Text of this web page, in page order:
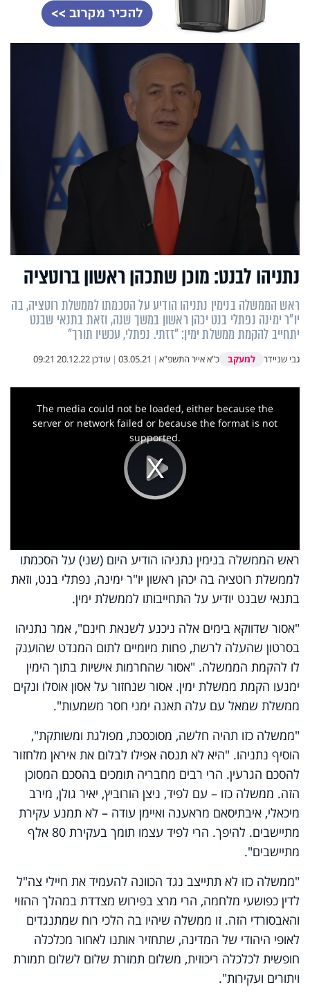
נתניהו לבנט: מוכן שתכהן ראשון ברוטציה
ראש הממשלה בנימין נתניהו הודיע על הסכמתו לממשלת רוטציה, בה
יו"ר ימינה נפתלי בנט יכהן ראשון במשך שנה, וזאת בתנאי שבנט
יתחייב להקמת ממשלת ימין: "זזתי. נפתלי, עכשיו תורך"
גבי שניידר למעקב כ"א אייר התשפ"א |
03.05.21
| עודכן20.12.22 09:21
Play
Video
This
The media could not be loaded, either because the
server or network failed or because the format is not
supported.
ראש הממשלה בנימין נתניהו הודיע היום (שני) על הסכמתו
לממשלת רוטציה בה יכהן ראשון יו"ר ימינה, נפתלי בנט, וזאת
בתנאי שבנט יודיע על התחייבותו לממשלת ימין.
"אסור שדווקא בימים אלה ניכנע לשנאת חינם", אמר נתניהו
בסרטון שהעלה לרשת, פחות מיומיים לתום המנדט שהוענק
לו להקמת הממשלה. "אסור שהחרמות אישיות בתוך הימין
ימנעו הקמת ממשלת ימין. אסור שנחזור על אסון אוסלו ונקים
ממשלת שמאל עם עלה תאנה ימני חסר משמעות".
"ממשלה כזו תהיה חלשה, מסוכסכת, מפולגת ומשותקת",
הוסיף נתניהו. "היא לא תנסה אפילו לבלום את איראן מלחזור
להסכם הגרעין. הרי רבים מחבריה תומכים בהסכם המסוכן
הזה. ממשלה כזו – עם לפיד, ניצן הורוביץ, יאיר גולן, מירב
מיכאלי, איבתיסאם מראענה ואיימן עודה – לא תמנע עקירת
מתיישבים. להיפך. הרי לפיד עצמו תומך בעקירת 80 אלף
מתיישבים".
"ממשלה כזו לא תתייצב נגד הכוונה להעמיד את חיילי צה"ל
לדין כפושעי מלחמה, הרי מרצ בפירוש מצדדת במהלך ההזוי
והאבסורדי הזה. זו ממשלה שיהיו בה הלכי רוח שמתנגדים
לאופי היהודי של המדינה, שתחזיר אותנו לאחור מכלכלה
חופשית לכלכלה ריכוזית, משלום תמורת שלום לשלום תמורת
ויתורים ועקירות".